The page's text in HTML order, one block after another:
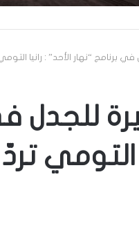
في برنامج “نهار الأحد” : رانيا
للجدل
التومي